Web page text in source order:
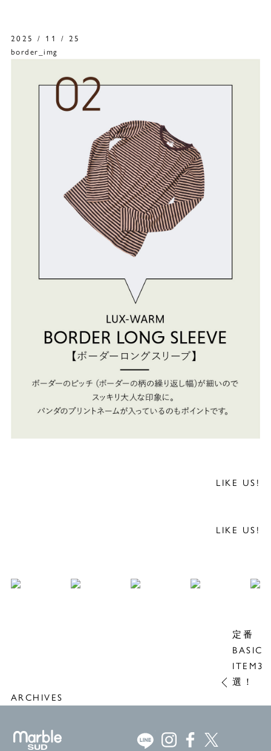
2025 / 11 / 25
border_img
LIKE US!
LIKE US!
定番
BASIC
ITEM3
選！
ARCHIVES